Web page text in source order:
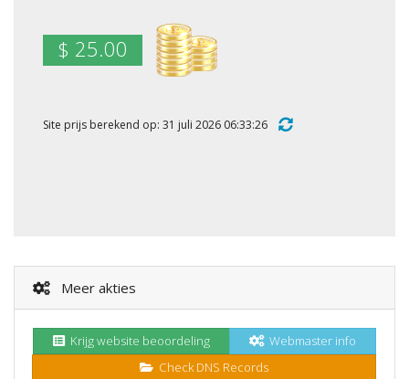
$ 25.00
Site prijs berekend op: 31 juli 2026 06:33:26
Meer akties
Krijg website beoordeling
Webmaster info
Check DNS Records